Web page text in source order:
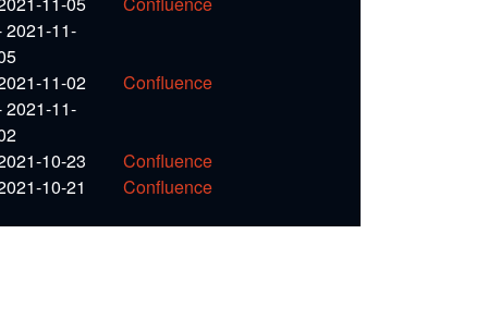
2021-11-
11-02
2021-11-
Confluence
10-23
Confluence
10-21
Confluence